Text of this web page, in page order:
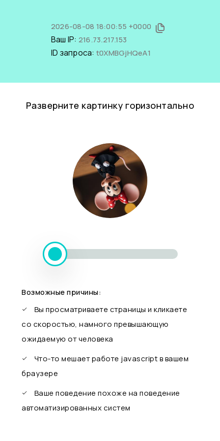
2026-08-08 18:00:55 +0000
Ваш IP: 216.73.217.153
ID запроса: t0XMBGjHQeA1
Разверните картинку горизонтально
Возможные причины:
Вы просматриваете страницы и кликаете
со скоростью, намного превышающую
ожидаемую от человека
Что-то мешает работе javascript в вашем
браузере
Ваше поведение похоже на поведение
автоматизированных систем